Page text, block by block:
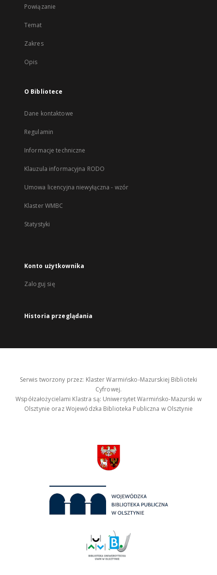
Powiązanie
Temat
Zakres
Opis
O Bibliotece
Dane kontaktowe
Regulamin
Informacje techniczne
Klauzula informacyjna RODO
Umowa licencyjna niewyłączna - wzór
Klaster WMBC
Statystyki
Konto użytkownika
Zaloguj się
Historia przeglądania
Serwis tworzony przez: Klaster Warmińsko-Mazurskiej Biblioteki
Cyfrowej.
Współzałożycielami Klastra są: Uniwersytet Warmińsko-Mazurski w
Olsztynie oraz Wojewódzka Biblioteka Publiczna w Olsztynie